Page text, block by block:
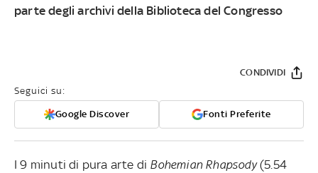
parte degli archivi della Biblioteca del Congresso
Seguici su:
Google Discover Fonti Preferite
CONDIVIDI
I 9 minuti di pura arte di Bohemian Rhapsody(5.54